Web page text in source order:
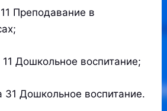
Преподавание в
11 Дошкольное воспитание;
31 Дошкольное воспитание.